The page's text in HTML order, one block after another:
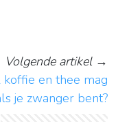
Volgende artikel→
en thee mag
je zwanger bent?